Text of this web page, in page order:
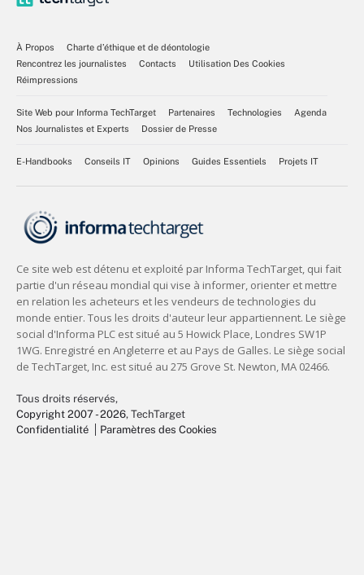
À Propos
Charte d’éthique et de déontologie
Rencontrez les journalistes
Contacts
Utilisation Des Cookies
Réimpressions
Site Web pour Informa TechTarget Partenaires Technologies
Agenda
Nos Journalistes et Experts
Dossier de Presse
E-Handbooks Conseils IT Opinions Guides Essentiels Projets IT
Tous droits réservés,
Copyright 2007 - 2026, TechTarget
Confidentialité
Paramètres des Cookies